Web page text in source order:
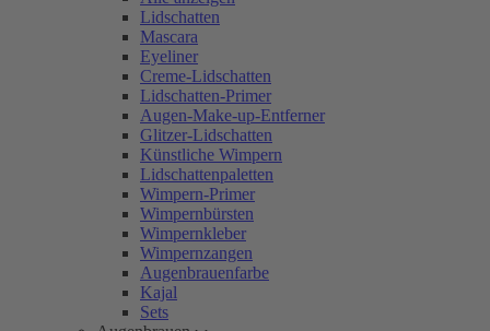
Lidschatten
Mascara
Eyeliner
Creme-Lidschatten
Lidschatten-Primer
Augen-Make-up-Entferner
Glitzer-Lidschatten
Künstliche Wimpern
Lidschattenpaletten
Wimpern-Primer
Wimpernbürsten
Wimpernkleber
Wimpernzangen
Augenbrauenfarbe
Kajal
Sets